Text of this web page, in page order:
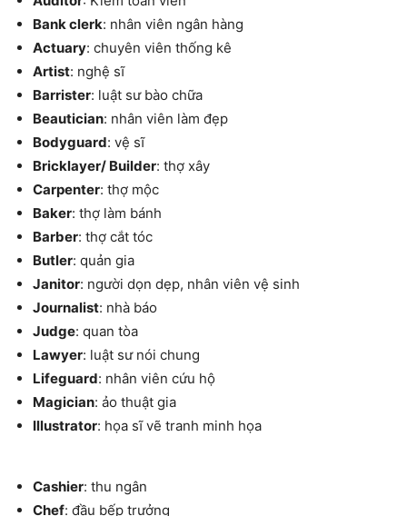
Bank clerk: nhân viên ngân hàng
Actuary: chuyên viên thống kê
Artist: nghệ sĩ
Barrister: luật sư bào chữa
Beautician: nhân viên làm đẹp
Bodyguard: vệ sĩ
Bricklayer/ Builder: thợ xây
Carpenter: thợ mộc
Baker: thợ làm bánh
Barber: thợ cắt tóc
Butler: quản gia
Janitor: người dọn dẹp, nhân viên vệ sinh
Journalist: nhà báo
Judge: quan tòa
Lawyer: luật sư nói chung
Lifeguard: nhân viên cứu hộ
Magician: ảo thuật gia
Illustrator: họa sĩ vẽ tranh minh họa
Cashier: thu ngân
Chef: đầu bếp trưởng